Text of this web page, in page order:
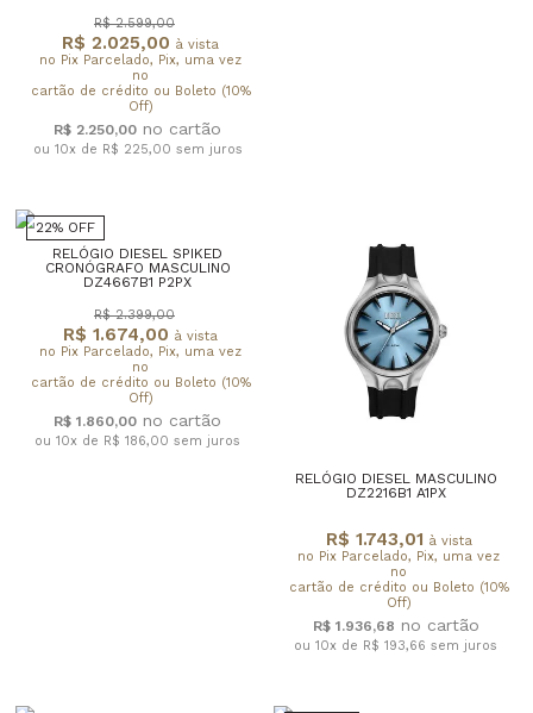
R$ 2.025,00 à vista
no Pix Parcelado, Pix, uma vez
no
cartão de crédito ou Boleto (10%
Off)
R$ 2.599,00
R$ 2.250,00
ou 10x de R$ 225,00 sem juros
22% OFF
RELÓGIO DIESEL SPIKED
CRONÓGRAFO MASCULINO
DZ4667B1 P2PX
R$ 1.674,00 à vista
no Pix Parcelado, Pix, uma vez
no
cartão de crédito ou Boleto (10%
Off)
R$ 2.399,00
R$ 1.860,00
ou 10x de R$ 186,00 sem juros
RELÓGIO DIESEL MASCULINO
DZ2216B1 A1PX
R$ 1.743,01 à vista
no Pix Parcelado, Pix, uma vez
no
cartão de crédito ou Boleto (10%
Off)
R$ 1.936,68
ou 10x de R$ 193,66 sem juros